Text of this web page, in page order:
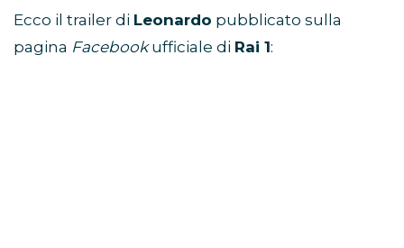
Ecco il trailer di Leonardo pubblicato sulla
pagina Facebookufficiale di Rai 1: